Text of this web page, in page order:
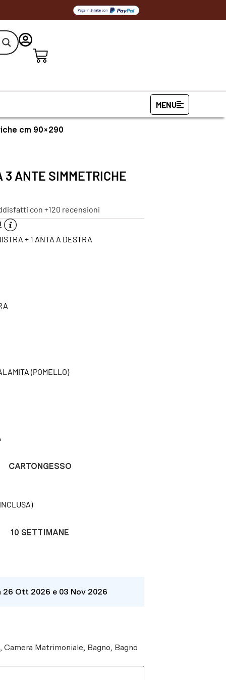
MENU
cm 90×290
3 ANTE SIMMETRICHE
con +120 recensioni
+ 1 ANTA A DESTRA
(POMELLO)
CARTONGESSO
10 SETTIMANE
Ott 2026 e 03 Nov 2026
Matrimoniale, Bagno, Bagno